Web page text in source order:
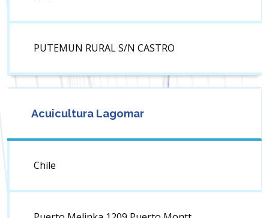
PUTEMUN RURAL S/N CASTRO
Acuicultura Lagomar
Chile